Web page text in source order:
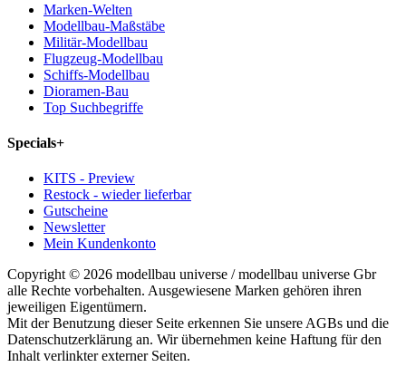
Marken-Welten
Modellbau-Maßstäbe
Militär-Modellbau
Flugzeug-Modellbau
Schiffs-Modellbau
Dioramen-Bau
Top Suchbegriffe
Specials+
KITS - Preview
Restock - wieder lieferbar
Gutscheine
Newsletter
Mein Kundenkonto
Copyright © 2026 modellbau universe / modellbau universe Gbr
alle Rechte vorbehalten. Ausgewiesene Marken gehören ihren
jeweiligen Eigentümern.
Mit der Benutzung dieser Seite erkennen Sie unsere AGBs und die
Datenschutzerklärung an. Wir übernehmen keine Haftung für den
Inhalt verlinkter externer Seiten.